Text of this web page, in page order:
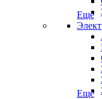
Еще
Еще